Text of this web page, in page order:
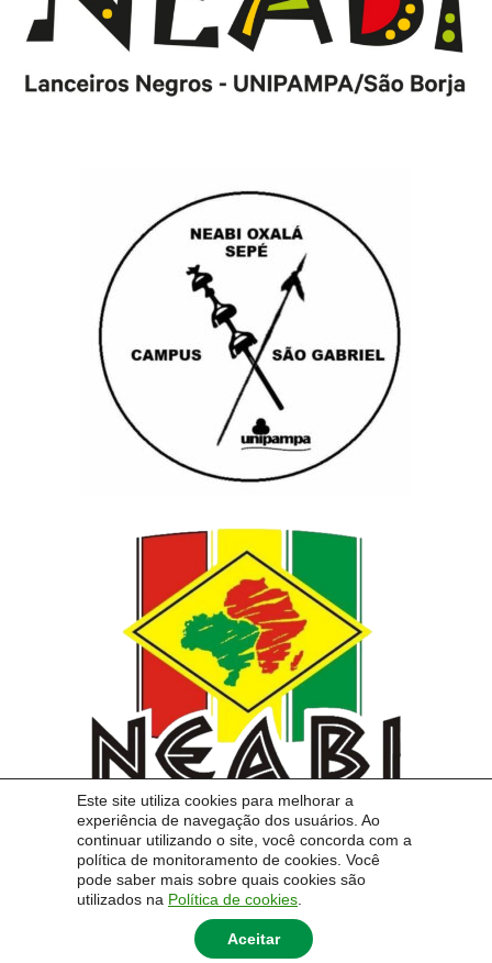
Este site utiliza cookies para melhorar a
experiência de navegação dos usuários. Ao
continuar utilizando o site, você concorda com a
política de monitoramento de cookies. Você
pode saber mais sobre quais cookies são
utilizados na Política de cookies
Aceitar